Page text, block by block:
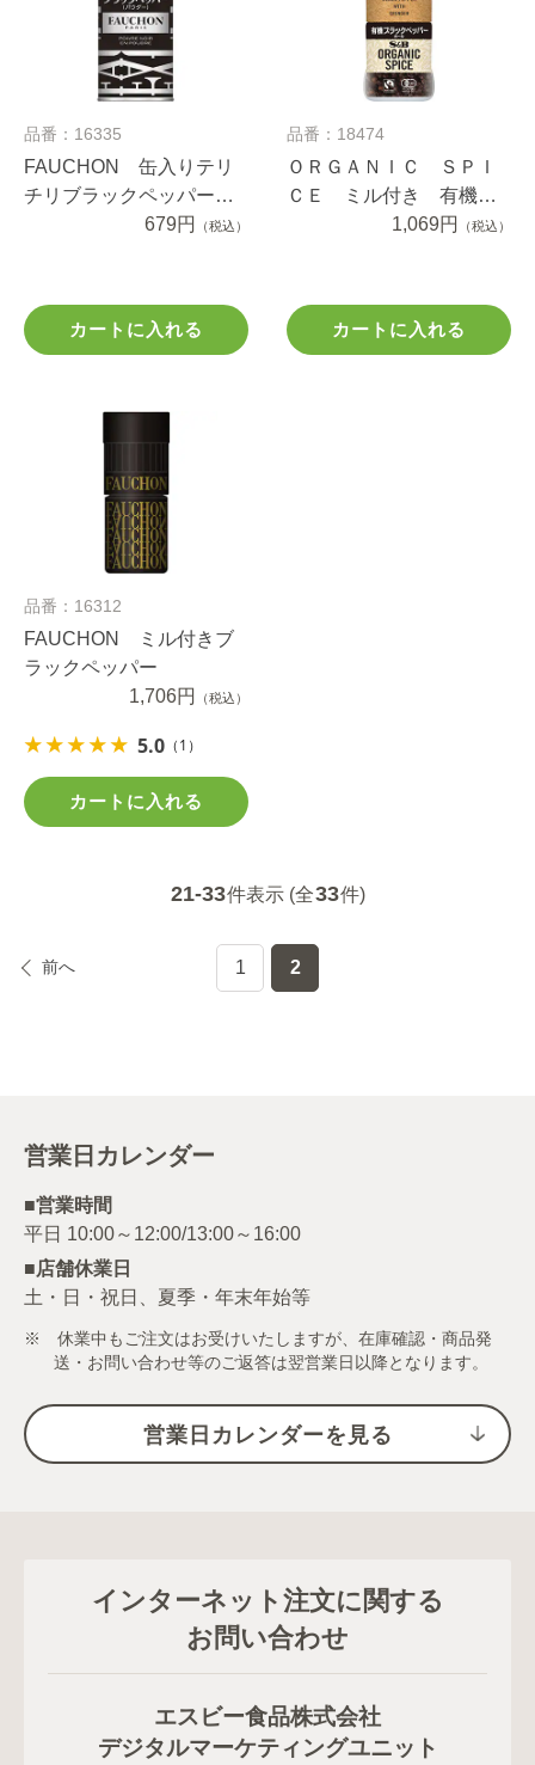
品番：16335
FAUCHON 缶入りテリ
チリブラックペッパー
679円 （税込）
カートに入れる
品番：18474
ＯＲＧＡＮＩＣ ＳＰＩ
ＣＥ ミル付き 有機ブ
ラックペッパー １９.５
1,069円 （税込）
カートに入れる
品番：16312
FAUCHON ミル付きブ
ラックペッパー
1,706円
（税込）
5.0 （1）
カートに入れる
21-33件表示 (全33件)
前へ 1 2
営業日カレンダー
■営業時間
■店舗休業日
土・日・祝日、夏季・年末年始等
※ 休業中もご注文はお受けいたしますが、在庫確認・商品発
送・お問い合わせ等のご返答は翌営業日以降となります。
営業日カレンダーを見る
インターネット注文に関する
お問い合わせ
エスビー食品株式会社
デジタルマーケティングユニット